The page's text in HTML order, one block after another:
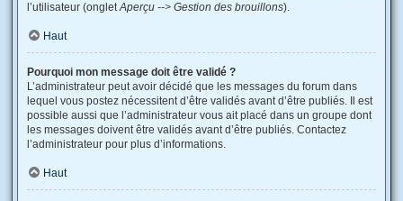
l’utilisateur (ongletAperçu --> Gestion des brouillons).
Haut
Pourquoi mon message doit être validé ?
L’administrateur peut avoir décidé que les messages du forum dans
lequel vous postez nécessitent d’être validés avant d’être publiés. Il est
possible aussi que l’administrateur vous ait placé dans un groupe dont
les messages doivent être validés avant d’être publiés. Contactez
l’administrateur pour plus d’informations.
Haut